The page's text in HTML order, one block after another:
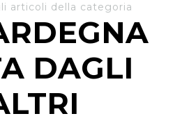
articoli della categoria
DAGLI